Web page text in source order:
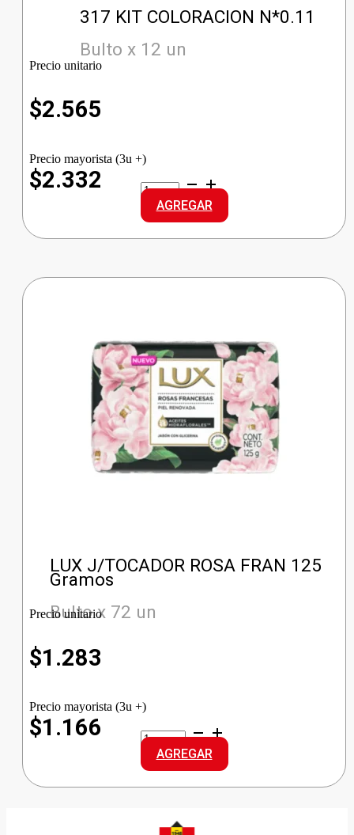
317 KIT COLORACION N*0.11
Bulto x 12 un
Precio unitario
$2.565
Precio mayorista (3u +)
$2.332
317
KIT
COLORACION
N*0.11
cantidad
AGREGAR
LUX J/TOCADOR ROSA FRAN 125
Gramos
Bulto x 72 un
Precio unitario
$1.283
Precio mayorista (3u +)
$1.166
LUX
J/TOCADOR
ROSA
FRAN
cantidad
AGREGAR